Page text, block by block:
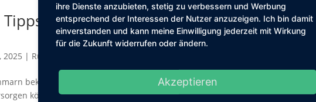
Risiken & stressfreie Betreuung zu
2025 | Rund um die Katze
bekomme ich immer wieder Fragen von Katzenbesitzer:innen, wie sie
können. Viele sind unsicher, ob ein Urlaub mit Katze sinnvoll ist oder
ihre Dienste anzubieten, stetig zu verbessern und Werbung
entsprechend der Interessen der Nutzer anzuzeigen. Ich bin damit
einverstanden und kann meine Einwilligung jederzeit mit Wirkung
für die Zukunft widerrufen oder ändern.
Akzeptieren